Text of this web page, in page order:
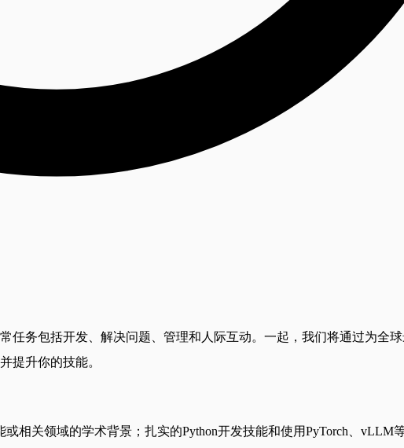
务包括开发、解决问题、管理和人际互动。一起，我们将通过为全
提升你的技能。
关领域的学术背景；扎实的Python开发技能和使用PyTorch、vLLM